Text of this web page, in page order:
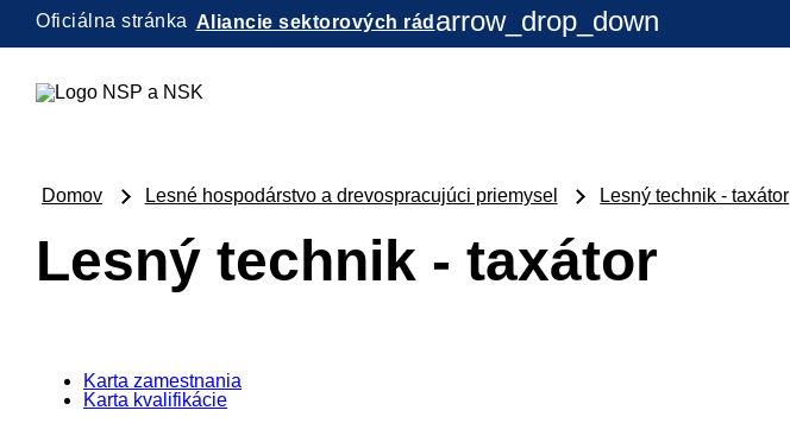
Oficiálna stránka Aliancie sektorových rád arrow_drop_down
Domov Lesné hospodárstvo a drevospracujúci priemysel Lesný technik - taxátor
Lesný technik - taxátor
Karta zamestnania
Karta kvalifikácie